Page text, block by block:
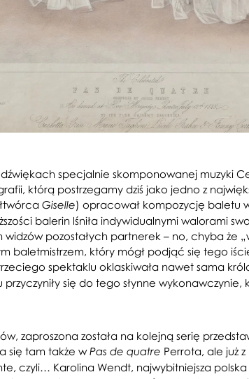
specjalnie skomponowanej muzyki
którą postrzegamy dziś jako jedno z
Giselle) opracował kompozycję baletu
balerin lśniła indywidualnymi walorami
pozostałych partnerek – no, chyba że
baletmistrzem, który mógł podjąć się tego
spektaklu oklaskiwała nawet sama
się do tego słynne wykonawczynie,
zaproszona została na kolejną serię
się tam także wPas de quatre Perrota, ale już
czyli… Karolina Wendt, najwybitniejsza